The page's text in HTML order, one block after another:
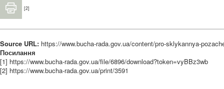
[2]
Source URL: https://www.bucha-rada.gov.ua/content/pro-sklykannya-
Посилання
[1] https://www.bucha-rada.gov.ua/file/6896/download?token=vyBBz3wb
[2] https://www.bucha-rada.gov.ua/print/3591